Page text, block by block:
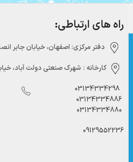
راه های ارتباطی:
دفتر مرکزی:‌ اصفهان، خیابان جابر انصاری، خیابان
کارخانه : شهرک صنعتی دولت آباد،
03134334298
03134334886
03134334880
09129552236